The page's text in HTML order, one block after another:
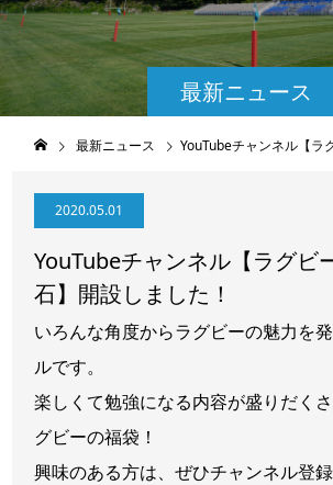
最新ニュース
最新ニュース YouTubeチャンネル【ラグビーの
2020.05.01
YouTubeチャンネル【ラグビ
石】開設しました！
いろんな角度からラグビーの魅力を
ルです。
楽しくて勉強になる内容が盛りだく
グビーの福袋！
興味のある方は、ぜひチャンネル登